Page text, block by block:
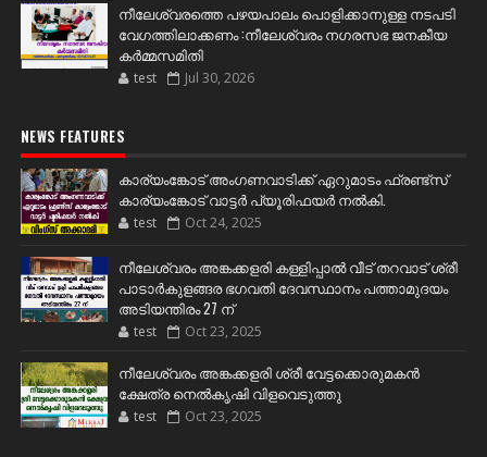
നീലേശ്വരത്തെ പഴയപാലം പൊളിക്കാനുള്ള നടപടി
വേഗത്തിലാക്കണം :നീലേശ്വരം നഗരസഭ ജനകീയ
കർമ്മസമിതി
test Jul 30, 2026
NEWS FEATURES
കാര്യംങ്കോട് അംഗണവാടിക്ക് ഏറുമാടം ഫ്രണ്ട്സ്
കാര്യംങ്കോട് വാട്ടർ പ്യൂരിഫയർ നൽകി.
test Oct 24, 2025
നീലേശ്വരം അങ്കക്കളരി കള്ളിപ്പാൽ വീട് തറവാട് ശ്രീ
പാടാർകുളങ്ങര ഭഗവതി ദേവസ്ഥാനം പത്താമുദയം
അടിയന്തിരം 27 ന്
test Oct 23, 2025
നീലേശ്വരം അങ്കക്കളരി ശ്രീ വേട്ടക്കൊരുമകൻ
ക്ഷേത്ര നെൽകൃഷി വിളവെടുത്തു
test Oct 23, 2025